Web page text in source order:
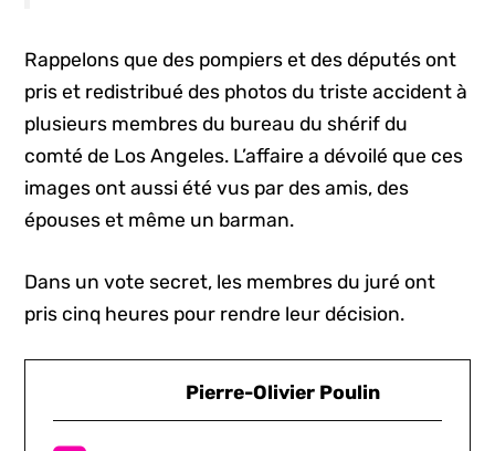
Rappelons que des pompiers et des députés ont
pris et redistribué des photos du triste accident à
plusieurs membres du bureau du shérif du
comté de Los Angeles. L’affaire a dévoilé que ces
images ont aussi été vus par des amis, des
épouses et même un barman.
Dans un vote secret, les membres du juré ont
pris cinq heures pour rendre leur décision.
Pierre-Olivier Poulin